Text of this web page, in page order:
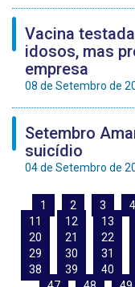
Vacina
idosos, mas
empresa
08 de Setembro de
Setembro
suicídio
04 de Setembro de
1 2 3 4
11
12 13
20
21 22
29
30 31
38
39 40